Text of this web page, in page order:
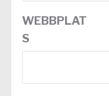
WEBBPLAT
S